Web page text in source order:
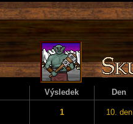
Výsledek Den
1 10. den